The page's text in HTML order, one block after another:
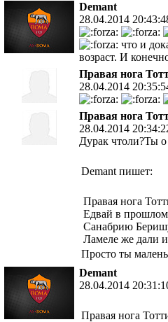
Demant
28.04.2014
что и
возраст. И
Правая нога
28.04.2014
Правая нога
28.04.2014
Дурак чтоли?Ты
Demant пишет:
Правая нога
Едвай в прошлом
Санабрию
Ламеле же дали
Просто ты
Demant
28.04.2014
Правая нога